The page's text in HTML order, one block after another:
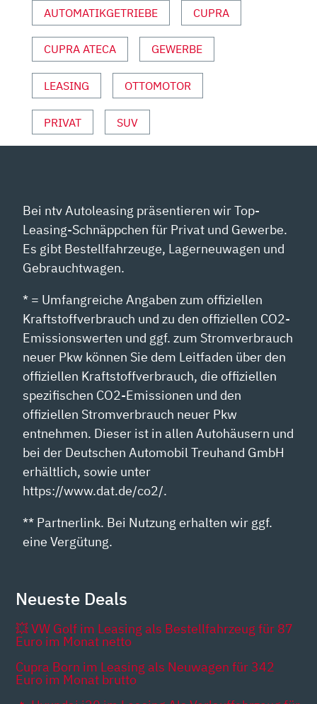
VON
ANZEIGEN
AUTOMATIKGETRIEBE CUPRA
CUPRA ATECA GEWERBE
LEASING OTTOMOTOR
PRIVAT SUV
Bei ntv Autoleasing präsentieren wir Top-
Leasing-Schnäppchen für Privat und Gewerbe.
Es gibt Bestellfahrzeuge, Lagerneuwagen und
Gebrauchtwagen.
* = Umfangreiche Angaben zum offiziellen
Kraftstoffverbrauch und zu den offiziellen CO2-
Emissionswerten und ggf. zum Stromverbrauch
neuer Pkw können Sie dem Leitfaden über den
offiziellen Kraftstoffverbrauch, die offiziellen
spezifischen CO2-Emissionen und den
offiziellen Stromverbrauch neuer Pkw
entnehmen. Dieser ist in allen Autohäusern und
bei der Deutschen Automobil Treuhand GmbH
erhältlich, sowie unter
https://www.dat.de/co2/.
** Partnerlink. Bei Nutzung erhalten wir ggf.
eine Vergütung.
Neueste Deals
💥 VW Golf im Leasing als Bestellfahrzeug für 87
Euro im Monat netto
Cupra Born im Leasing als Neuwagen für 342
Euro im Monat brutto